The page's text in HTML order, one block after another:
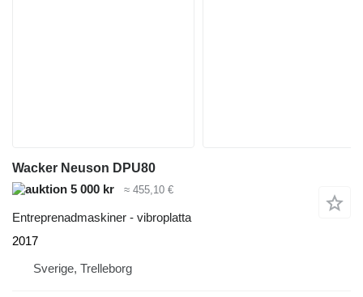
Wacker Neuson DPU80
5 000 kr
≈ 455,10 €
Entreprenadmaskiner - vibroplatta
2017
Sverige, Trelleborg